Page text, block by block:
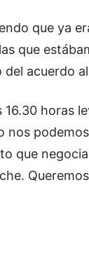
que ya
que
acuerdo
horas
que